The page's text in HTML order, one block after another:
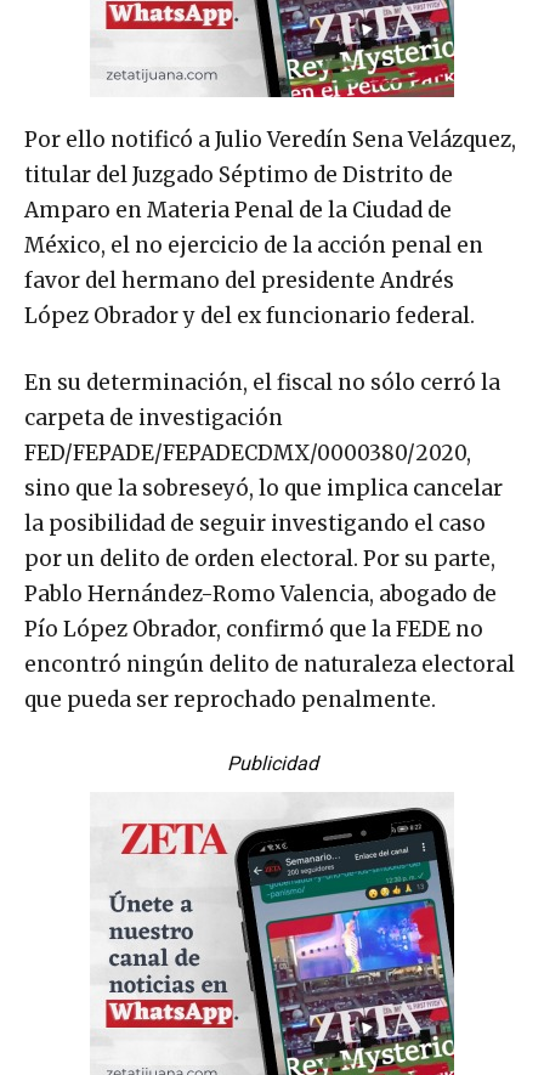
Por ello notificó a Julio Veredín Sena Velázquez,
titular del Juzgado Séptimo de Distrito de
Amparo en Materia Penal de la Ciudad de
México, el no ejercicio de la acción penal en
favor del hermano del presidente Andrés
López Obrador y del ex funcionario federal.
En su determinación, el fiscal no sólo cerró la
carpeta de investigación
FED/FEPADE/FEPADECDMX/0000380/2020,
sino que la sobreseyó, lo que implica cancelar
la posibilidad de seguir investigando el caso
por un delito de orden electoral. Por su parte,
Pablo Hernández-Romo Valencia, abogado de
Pío López Obrador, confirmó que la FEDE no
encontró ningún delito de naturaleza electoral
que pueda ser reprochado penalmente.
Publicidad